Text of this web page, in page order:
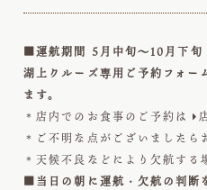
■運航期間 5月中旬～10月下
湖上クルーズ専用ご予約フォー
ます。
＊店内でのお食事のご予約は
＊ご不明な点がございましたら
＊天候不良などにより欠航する
■当日の朝に運航・欠航の判断